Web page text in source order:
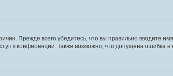
Прежде всего убедитесь, что вы правильно вводите
к конференции. Также возможно, что допущена ошибка